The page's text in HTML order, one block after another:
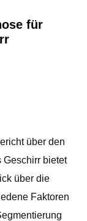
für
über den
Geschirr bietet
über die
Faktoren